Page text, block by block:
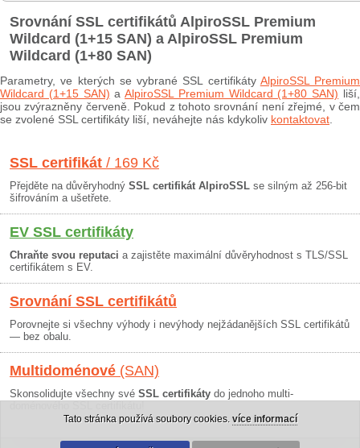
Srovnání SSL certifikátů AlpiroSSL Premium
Wildcard (1+15 SAN) a AlpiroSSL Premium
Wildcard (1+80 SAN)
Parametry, ve kterých se vybrané SSL certifikáty AlpiroSSL Premium
Wildcard (1+15 SAN) aAlpiroSSL Premium Wildcard (1+80 SAN) liší,
jsou zvýrazněny červeně. Pokud z tohoto srovnání není zřejmé, v čem
se zvolené SSL certifikáty liší, neváhejte nás kdykoliv kontaktovat
SSL certifikát / 169 Kč
Přejděte na důvěryhodný SSL certifikát AlpiroSSL se silným až 256-bit
šifrováním a ušetřete.
EV SSL certifikáty
Chraňte svou reputaci a zajistěte maximální důvěryhodnost s TLS/SSL
certifikátem s EV.
Srovnání SSL certifikátů
Porovnejte si všechny výhody i nevýhody nejžádanějších SSL certifikátů
— bez obalu.
Multidoménové (SAN)
Skonsolidujte všechny své SSL certifikáty do jednoho multi-
Tato stránka používá soubory cookies. více informací